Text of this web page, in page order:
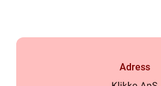
Adress